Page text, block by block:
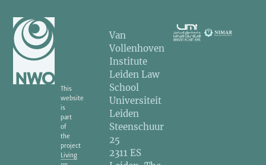
This
website
is
part
of
the
project
Living
Van
Vollenhoven
Institute
Leiden Law
School
Universiteit
Leiden
Steenschuur
25
2311 ES